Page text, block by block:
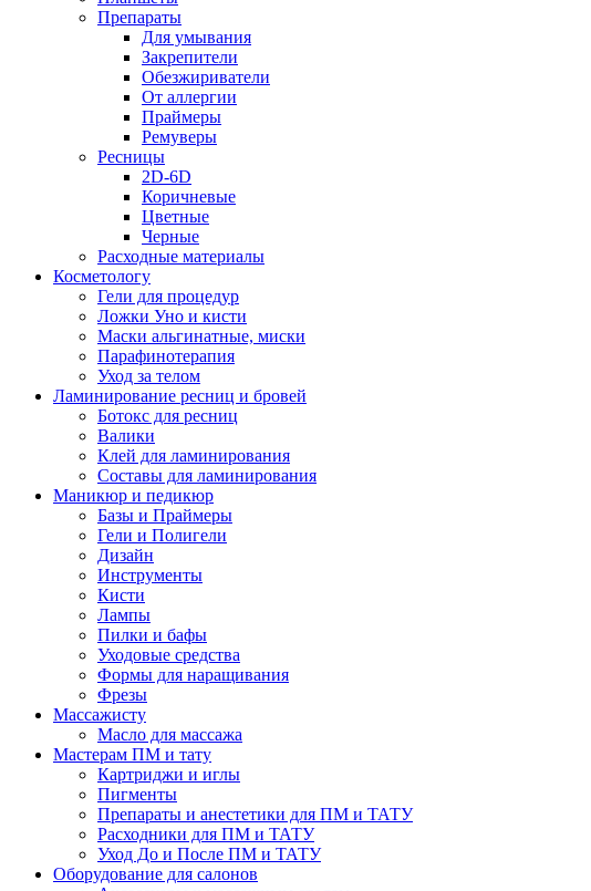
Препараты
Для умывания
Закрепители
Обезжириватели
От аллергии
Праймеры
Ремуверы
Ресницы
2D-6D
Коричневые
Цветные
Черные
Расходные материалы
Косметологу
Гели для процедур
Ложки Уно и кисти
Маски альгинатные, миски
Парафинотерапия
Уход за телом
Ламинирование ресниц и бровей
Ботокс для ресниц
Валики
Клей для ламинирования
Составы для ламинирования
Маникюр и педикюр
Базы и Праймеры
Гели и Полигели
Дизайн
Инструменты
Кисти
Лампы
Пилки и бафы
Уходовые средства
Формы для наращивания
Фрезы
Массажисту
Масло для массажа
Мастерам ПМ и тату
Картриджи и иглы
Пигменты
Препараты и анестетики для ПМ и ТАТУ
Расходники для ПМ и ТАТУ
Уход До и После ПМ и ТАТУ
Оборудование для салонов